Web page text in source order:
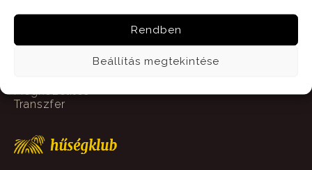
Rendben
Beállítás megtekintése
Megközelítés
Transzfer